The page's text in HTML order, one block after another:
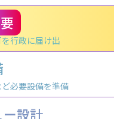
行政に届け出
必要設備を準備
設計